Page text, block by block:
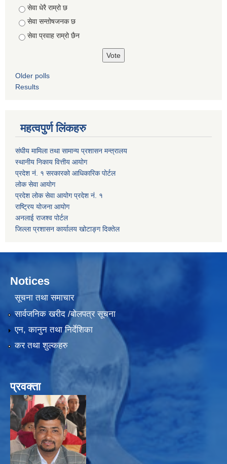
Choices
सेवा धेरै राम्रो छ
सेवा सन्तोषजनक छ
सेवा प्रवाह राम्रो छैन
Older polls
Results
महत्वपुर्ण लिंकहरु
संघीय मामिला तथा सामान्य प्रशासन मन्त्रालय
स्थानीय निकाय वित्तीय आयोग
प्रदेश नं. १ सरकारको आधिकारिक पोर्टल
लोक सेवा आयोग
प्रदेश लोक सेवा आयोग प्रदेश नं. १
राष्ट्रिय योजना आयोग
अनलाई राजश्व पोर्टल
जिल्ला प्रशासन कार्यालय खोटाङ्ग दिक्तेल
Notices
सूचना तथा समाचार
सार्वजनिक खरीद /बोलपत्र सूचना
एन, कानुन तथा निर्देशिका
कर तथा शुल्कहरु
प्रवक्ता